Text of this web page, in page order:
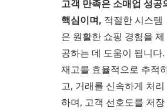
고객 만족은 소매업 성공
핵심이며, 적절한 시스템
은 원활한 쇼핑 경험을 제
공하는 데 도움이 됩니다.
재고를 효율적으로 추적
고, 거래를 신속하게 처리
하며, 고객 선호도를 저장